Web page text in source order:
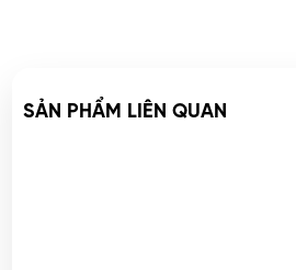
SẢN PHẨM LIÊN QUAN